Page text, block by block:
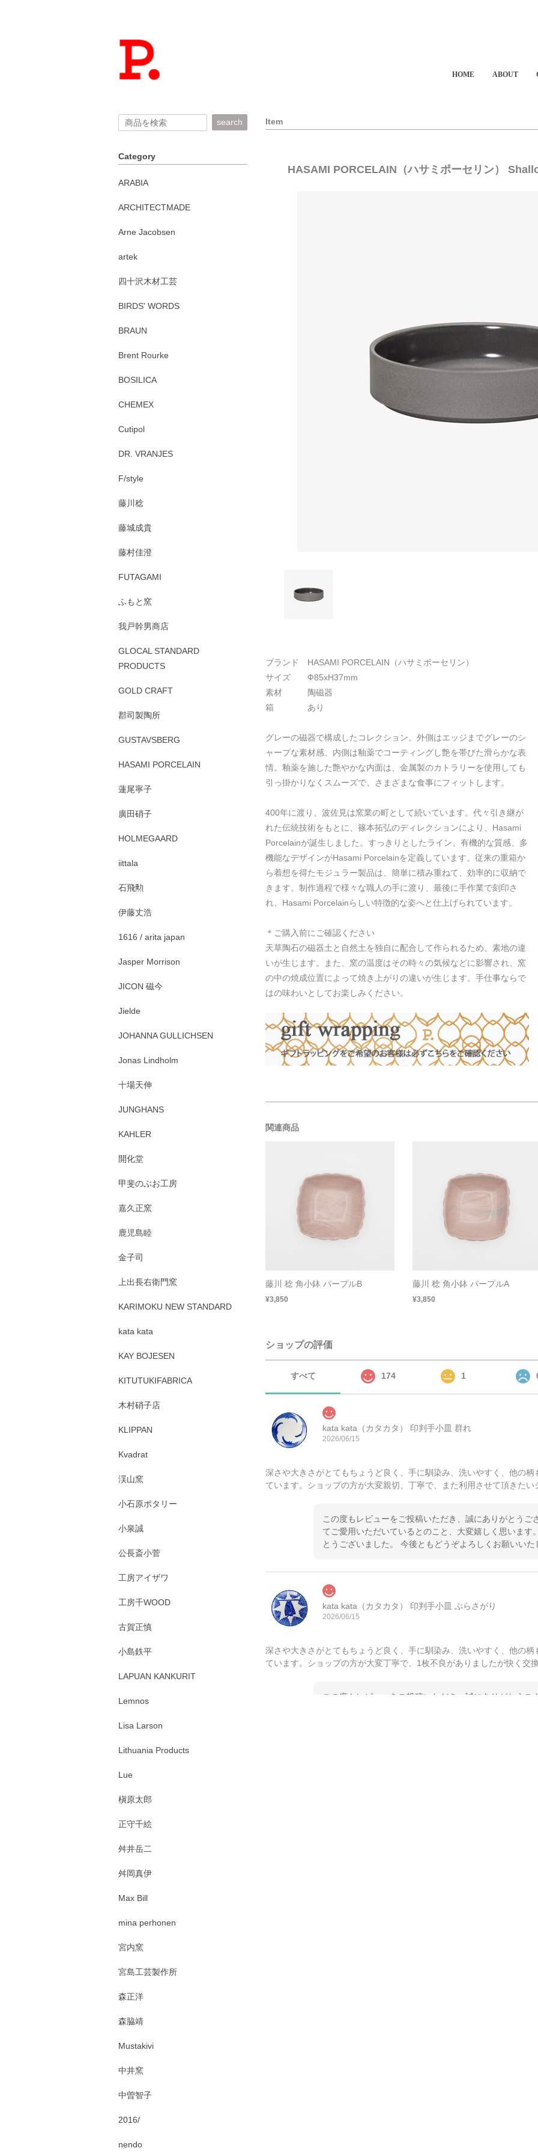
HOME ABOUT
Item
HASAMI PORCELAIN（ハサミポーセリン）
ブランド HASAMI PORCELAIN（ハサミポーセリン）
サイズ Ф85xH37mm
素材 陶磁器
箱 あり
グレーの磁器で構成したコレクション。外側はエッジまでグレーのシ
ャープな素材感、内側は釉薬でコーティングし艶を帯びた滑らかな表
情。釉薬を施した艶やかな内面は、金属製のカトラリーを使用しても
引っ掛かりなくスムーズで、さまざまな食事にフィットします。
400年に渡り、波佐見は窯業の町として続いています。代々引き継が
れた伝統技術をもとに、篠本拓弘のディレクションにより、Hasami
Porcelainが誕生しました。すっきりとしたライン、有機的な質感、多
機能なデザインがHasami Porcelainを定義しています。従来の重箱か
ら着想を得たモジュラー製品は、簡単に積み重ねて、効率的に収納で
きます。制作過程で様々な職人の手に渡り、最後に手作業で刻印さ
れ、Hasami Porcelainらしい特徴的な姿へと仕上げられています。
＊ご購入前にご確認ください
天草陶石の磁器土と自然土を独自に配合して作られるため、素地の違
いが生じます。また、窯の温度はその時々の気候などに影響され、窯
の中の焼成位置によって焼き上がりの違いが生じます。手仕事ならで
はの味わいとしてお楽しみください。
関連商品
藤川 稔 角小鉢 パープルB
¥3,850
藤川 稔 角小鉢 パープルA
¥3,850
ショップの評価
すべて 174 1
kata kata（カタカタ） 印判手小皿 群れ
2026/06/15
深さや大きさがとてもちょうど良く、手に馴染み、洗いやすく、他の
ています。ショップの方が大変親切、丁寧で、また利用させて頂きたい
この度もレビューをご投稿いただき、誠にありがとうご
てご愛用いただいているとのこと、大変嬉しく思います
とうございました。 今後ともどうぞよろしくお願いいた
kata kata（カタカタ） 印判手小皿 ぶらさがり
2026/06/15
深さや大きさがとてもちょうど良く、手に馴染み、洗いやすく、他の
ています。ショップの方が大変丁寧で、1枚不良がありましたが快く交
この度もレビューをご投稿いただき、誠にありがとう
search
Category
ARABIA
ARCHITECTMADE
Arne Jacobsen
artek
四十沢木材工芸
BIRDS' WORDS
BRAUN
Brent Rourke
BOSILICA
CHEMEX
Cutipol
DR. VRANJES
F/style
藤川稔
藤城成貴
藤村佳澄
FUTAGAMI
ふもと窯
我戸幹男商店
GLOCAL STANDARD
PRODUCTS
GOLD CRAFT
郡司製陶所
GUSTAVSBERG
HASAMI PORCELAIN
蓮尾寧子
廣田硝子
HOLMEGAARD
iittala
石飛勲
伊藤丈浩
1616 / arita japan
Jasper Morrison
JICON 磁今
Jielde
JOHANNA GULLICHSEN
Jonas Lindholm
十場天伸
JUNGHANS
KAHLER
開化堂
甲斐のぶお工房
嘉久正窯
鹿児島睦
金子司
上出長右衛門窯
KARIMOKU NEW STANDARD
kata kata
KAY BOJESEN
KITUTUKIFABRICA
木村硝子店
KLIPPAN
Kvadrat
渓山窯
小石原ポタリー
小泉誠
公長斎小菅
工房アイザワ
工房千WOOD
古賀正慎
小島鉄平
LAPUAN KANKURIT
Lemnos
Lisa Larson
Lithuania Products
Lue
槇原太郎
正守千絵
舛井岳二
舛岡真伊
Max Bill
mina perhonen
宮内窯
宮島工芸製作所
森正洋
森脇靖
Mustakivi
中井窯
中曽智子
2016/
nendo